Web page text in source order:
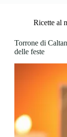
Ricette al
Torrone di
delle feste